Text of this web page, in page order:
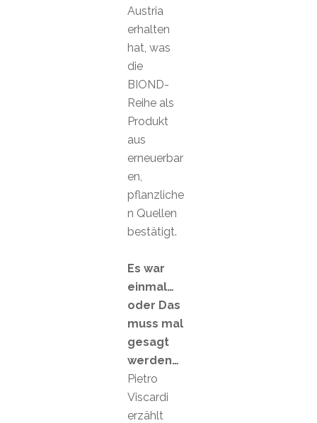
Austria
erhalten
hat, was
die
BIOND-
Reihe als
Produkt
aus
erneuerbar
en,
pflanzliche
n Quellen
bestätigt.
Es war
einmal…
oder Das
muss mal
gesagt
werden…
Pietro
Viscardi
erzählt